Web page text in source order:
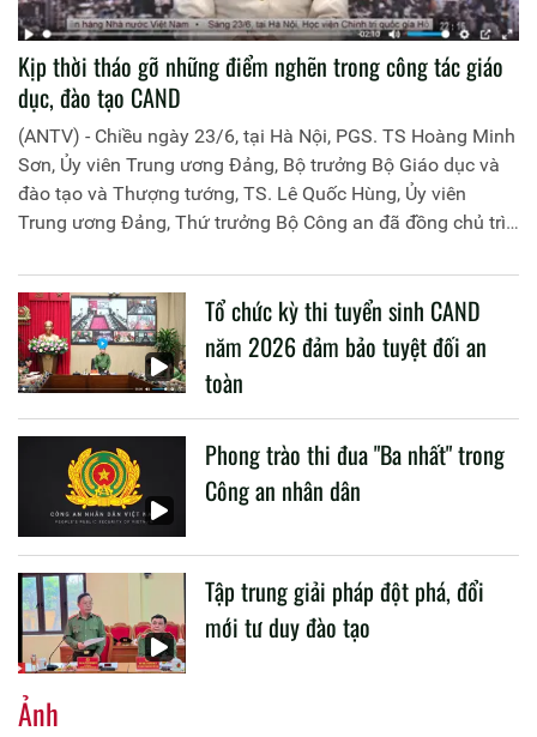
Kịp thời tháo gỡ những điểm nghẽn trong công tác giáo
dục, đào tạo CAND
(ANTV) - Chiều ngày 23/6, tại Hà Nội, PGS. TS Hoàng Minh
Sơn, Ủy viên Trung ương Đảng, Bộ trưởng Bộ Giáo dục và
đào tạo và Thượng tướng, TS. Lê Quốc Hùng, Ủy viên
Trung ương Đảng, Thứ trưởng Bộ Công an đã đồng chủ trì
liên quan đến công tác giáo dục và đào tạo của lực lượng
CAND.
Tổ chức kỳ thi tuyển sinh CAND
năm 2026 đảm bảo tuyệt đối an
toàn
Phong trào thi đua "Ba nhất" trong
Công an nhân dân
Tập trung giải pháp đột phá, đổi
mới tư duy đào tạo
Ảnh